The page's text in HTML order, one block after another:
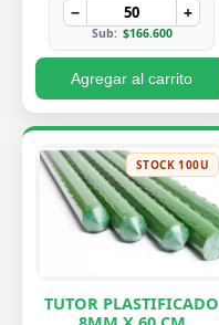
− +
Sub: $166.600
Agregar al carrito
STOCK 100U
TUTOR PLASTIFICADO